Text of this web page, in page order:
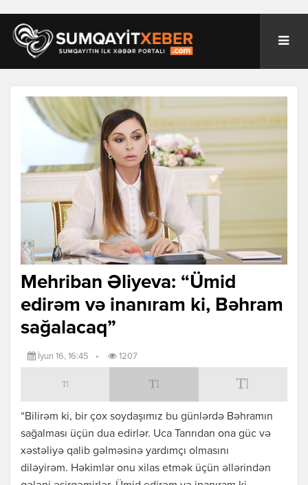
Mehriban Əliyeva: “Ümid
edirəm və inanıram ki, Bəhram
sağalacaq”
İyun 16, 16:45 • 1207
“Bilirəm ki, bir çox soydaşımız bu günlərdə Bəhramın
sağalması üçün dua edirlər. Uca Tanrıdan ona güc və
xəstəliyə qalib gəlməsinə yardımçı olmasını
diləyirəm. Həkimlər onu xilas etmək üçün əllərindən